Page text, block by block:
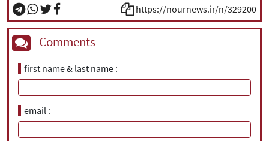
https://nournews.ir/n/329200
Comments
first name & last name
email